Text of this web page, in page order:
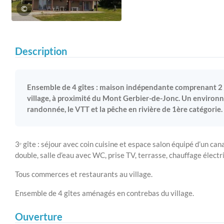
©
Description
Ensemble de 4 gîtes : maison indépendante comprenant
village, à proximité du Mont Gerbier-de-Jonc. Un
randonnée, le VTT et la pêche en rivière de 1ère catégorie.
3ᵉ gîte : séjour avec coin cuisine et espace salon équipé d’un
double, salle d’eau avec WC, prise TV, terrasse, chauffage
Tous commerces et restaurants au village.
Ensemble de 4 gîtes aménagés en contrebas du village.
Ouverture